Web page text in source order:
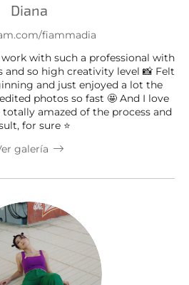
Diana
fiammadia
with such a professional with
and so high creativity level 📸 Felt
and just enjoyed a lot the
photos so fast 🤩 And I love
amazed of the process and
for sure ⭐️
galería